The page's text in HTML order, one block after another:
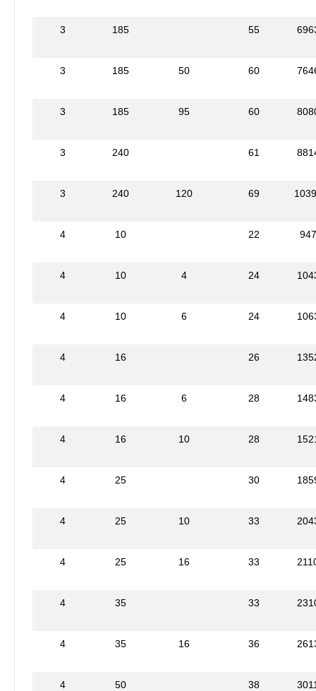
3 185 55
3 185 50 60
3 185 95 60
3 240 61
3 240 120 69
4 10 22 947
4 10 4 24
4 10 6 24
4 16 26
4 16 6 28
4 16 10 28
4 25 30
4 25 10 33
4 25 16 33
4 35 33
4 35 16 36
4 50 38